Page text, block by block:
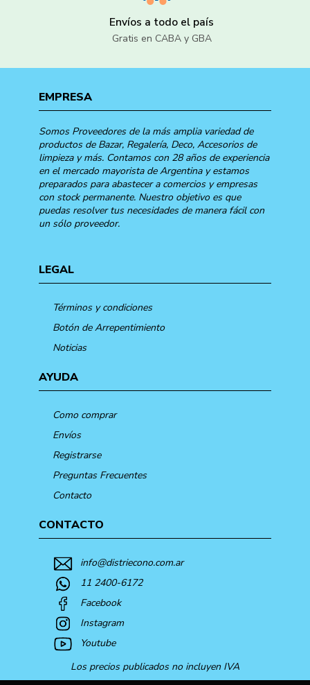
Envíos a todo el país
Gratis en CABA y GBA
EMPRESA
Somos Proveedores de la más amplia variedad de
productos de Bazar, Regalería, Deco, Accesorios de
limpieza y más. Contamos con 28 años de experiencia
en el mercado mayorista de Argentina y estamos
preparados para abastecer a comercios y empresas
con stock permanente. Nuestro objetivo es que
puedas resolver tus necesidades de manera fácil con
un sólo proveedor.
LEGAL
Términos y condiciones
Botón de Arrepentimiento
Noticias
AYUDA
Como comprar
Envíos
Registrarse
Preguntas Frecuentes
Contacto
CONTACTO
info@distriecono.com.ar
11 2400-6172
Facebook
Instagram
Youtube
Los precios publicados no incluyen IVA